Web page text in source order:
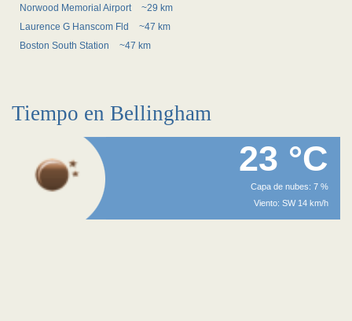
Norwood Memorial Airport
~29 km
Laurence G Hanscom Fld
~47 km
Boston South Station
~47 km
Tiempo en Bellingham
23 °C
Capa de nubes: 7 %
Viento: SW 14 km/h